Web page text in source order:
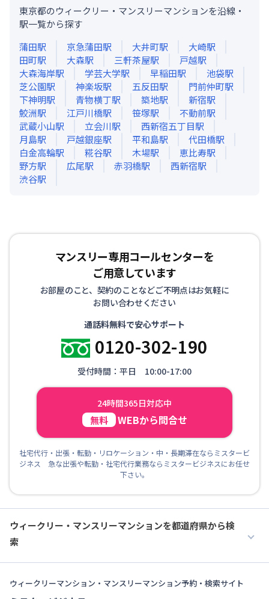
東京都のウィークリー・マンスリーマンションを沿線・
駅一覧から探す
蒲田駅 京急蒲田駅 大井町駅 大崎駅
田町駅 大森駅 三軒茶屋駅 戸越駅
大森海岸駅 学芸大学駅 早稲田駅 池袋駅
芝公園駅 神楽坂駅 五反田駅 門前仲町駅
下神明駅 青物横丁駅 築地駅 新宿駅
鮫洲駅 江戸川橋駅 笹塚駅 不動前駅
武蔵小山駅 立会川駅 西新宿五丁目駅
月島駅 戸越銀座駅 平和島駅 代田橋駅
白金高輪駅 糀谷駅 木場駅 恵比寿駅
野方駅 広尾駅 赤羽橋駅 西新宿駅
渋谷駅
マンスリー専用コールセンターを
ご用意しています
お部屋のこと、契約のことなどご不明点はお気軽に
お問い合わせください
通話料無料で安心サポート
0120-302-190
受付時間：平日 10:00-17:00
24時間365日対応中
無料 WEBから問合せ
社宅代行・出張・転勤・リロケーション・中・長期滞在ならミスタービ
ジネス 急な出張や転勤・社宅代行業務ならミスタービジネスにお任せ
下さい。
ウィークリー・マンスリーマンションを都道府県から検
索
ウィークリーマンション・マンスリーマンション予約・検索サイト